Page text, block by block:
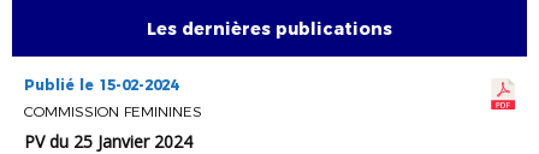
Les dernières publications
Publié le 15-02-2024
COMMISSION FEMININES
PV du 25 Janvier 2024